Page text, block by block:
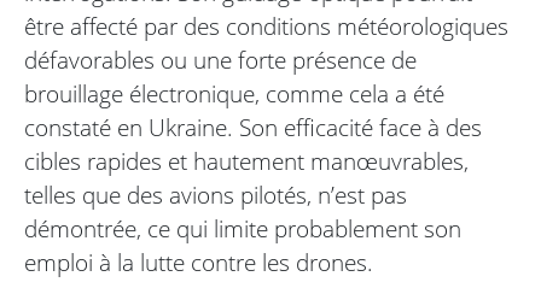
être affecté par des conditions météorologiques
défavorables ou une forte présence de
brouillage électronique, comme cela a été
constaté en Ukraine. Son efficacité face à des
cibles rapides et hautement manœuvrables,
telles que des avions pilotés, n’est pas
démontrée, ce qui limite probablement son
emploi à la lutte contre les drones.